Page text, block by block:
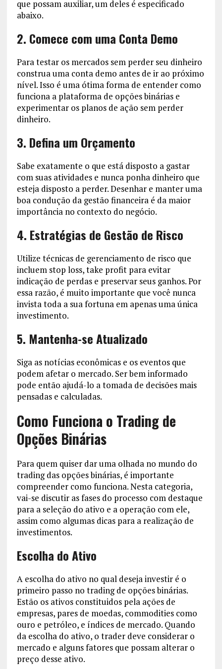
que possam auxiliar, um deles é especificado
abaixo.
2. Comece com uma Conta Demo
Para testar os mercados sem perder seu dinheiro
construa uma conta demo antes de ir ao próximo
nível. Isso é uma ótima forma de entender como
funciona a plataforma de opções binárias e
experimentar os planos de ação sem perder
dinheiro.
3. Defina um Orçamento
Sabe exatamente o que está disposto a gastar
com suas atividades e nunca ponha dinheiro que
esteja disposto a perder. Desenhar e manter uma
boa condução da gestão financeira é da maior
importância no contexto do negócio.
4. Estratégias de Gestão de Risco
Utilize técnicas de gerenciamento de risco que
incluem stop loss, take profit para evitar
indicação de perdas e preservar seus ganhos. Por
essa razão, é muito importante que você nunca
invista toda a sua fortuna em apenas uma única
investimento.
5. Mantenha-se Atualizado
Siga as notícias econômicas e os eventos que
podem afetar o mercado. Ser bem informado
pode então ajudá-lo a tomada de decisões mais
pensadas e calculadas.
Como Funciona o Trading de
Opções Binárias
Para quem quiser dar uma olhada no mundo do
trading das opções binárias, é importante
compreender como funciona. Nesta categoria,
vai-se discutir as fases do processo com destaque
para a seleção do ativo e a operação com ele,
assim como algumas dicas para a realização de
investimentos.
Escolha do Ativo
A escolha do ativo no qual deseja investir é o
primeiro passo no trading de opções binárias.
Estão os ativos constituidos pela ações de
empresas, pares de moedas, commodities como
ouro e petróleo, e índices de mercado. Quando
da escolha do ativo, o trader deve considerar o
mercado e alguns fatores que possam alterar o
preço desse ativo.